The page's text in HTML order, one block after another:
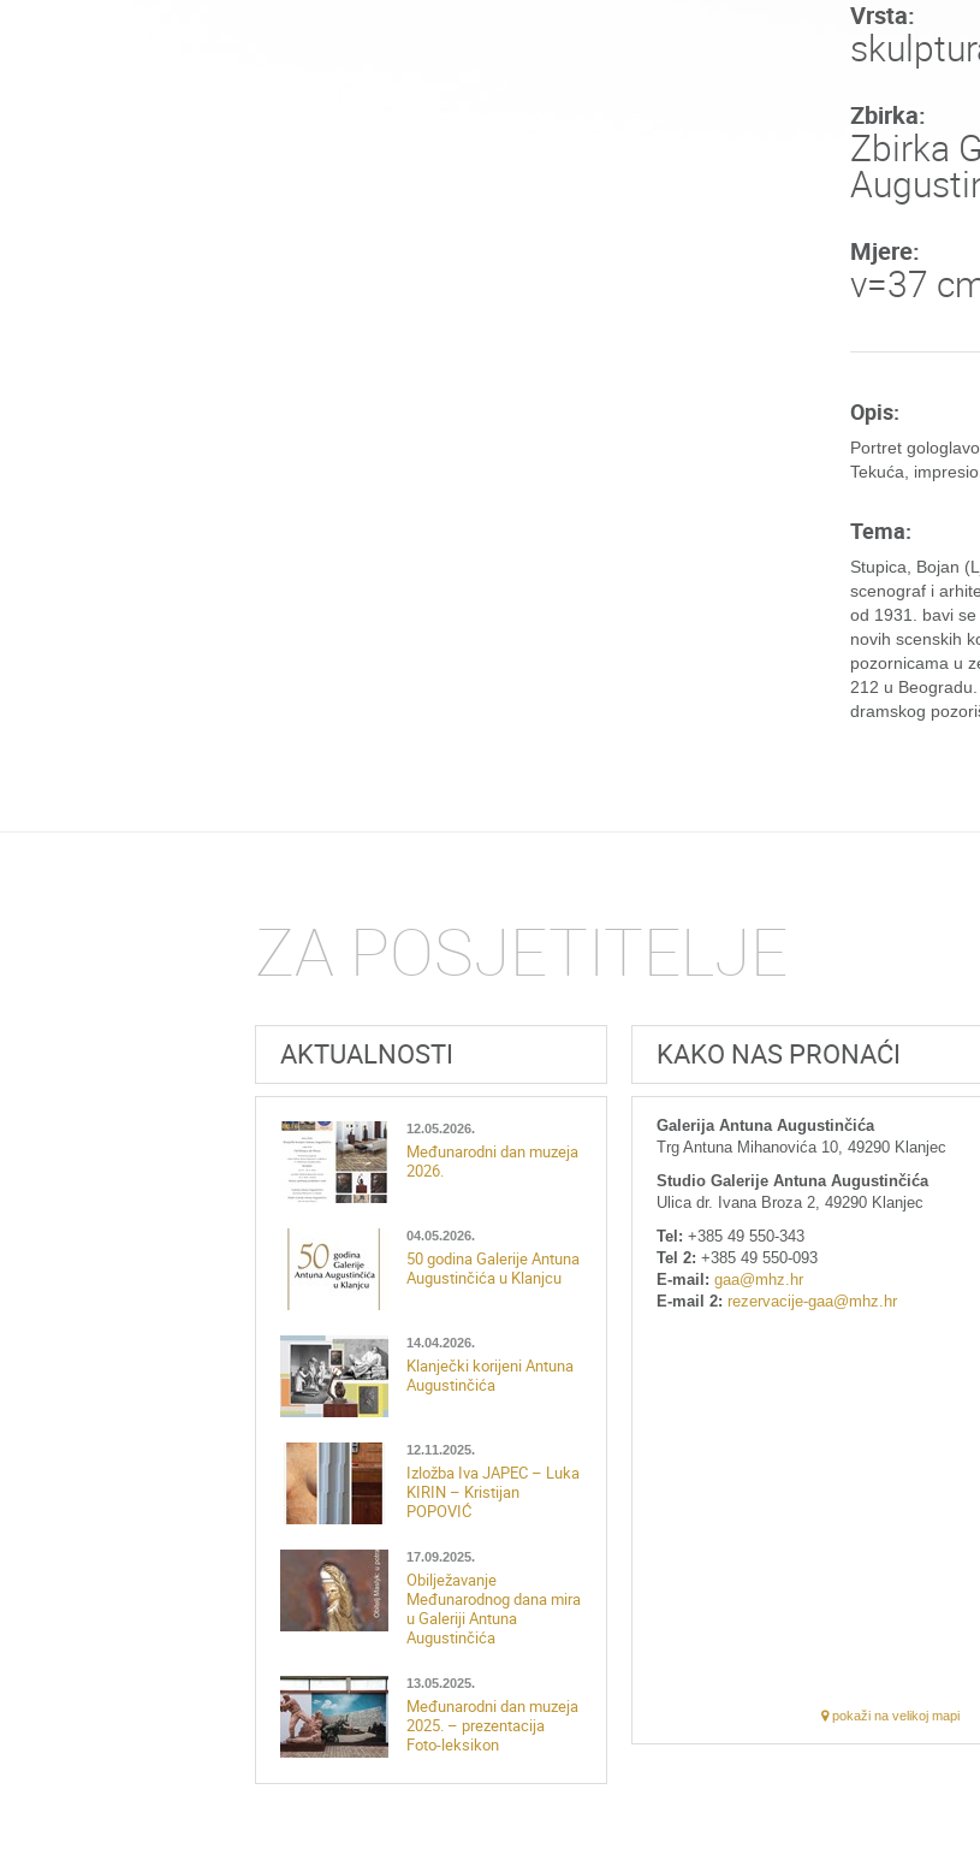
Vrsta:
Zbirka:
Zbirka
Mjere:
v=37
Opis:
Portret
Tekuća,
Tema:
Stupica, Bojan
scenograf i
od 1931. bavi
novih scenskih
pozornicama u
212 u
dramskog
ZA POSJETITELJE
AKTUALNOSTI
12.05.2026.
Međunarodni dan muzeja
2026.
04.05.2026.
50 godina Galerije Antuna
Augustinčića u Klanjcu
14.04.2026.
Klanječki korijeni Antuna
Augustinčića
12.11.2025.
Izložba Iva JAPEC – Luka
KIRIN – Kristijan
POPOVIĆ
17.09.2025.
Obilježavanje
Međunarodnog dana mira
u Galeriji Antuna
Augustinčića
13.05.2025.
Međunarodni dan muzeja
2025. – prezentacija
Foto-leksikon
KAKO NAS PRONAĆI
Galerija Antuna Augustinčića
Trg Antuna Mihanovića 10, 49290 Klanjec
Studio Galerije Antuna Augustinčića
Ulica dr. Ivana Broza 2, 49290 Klanjec
Tel: +385 49 550-343
Tel 2: +385 49 550-093
E-mail: gaa@mhz.hr
E-mail 2: rezervacije-gaa@mhz.hr
pokaži na velikoj mapi